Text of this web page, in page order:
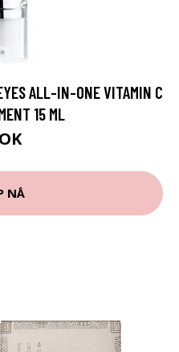
ALL-IN-ONE VITAMIN C
15 ML
NÅ